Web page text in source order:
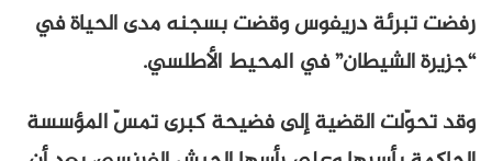
رفضت تبرئة دريفوس وقضت بسجنه مدى الحياة في
“جزيرة الشيطان” في المحيط الأطلسي.
وقد تحوّلت القضية إلى فضيحة كبرى تمسّ المؤسسة